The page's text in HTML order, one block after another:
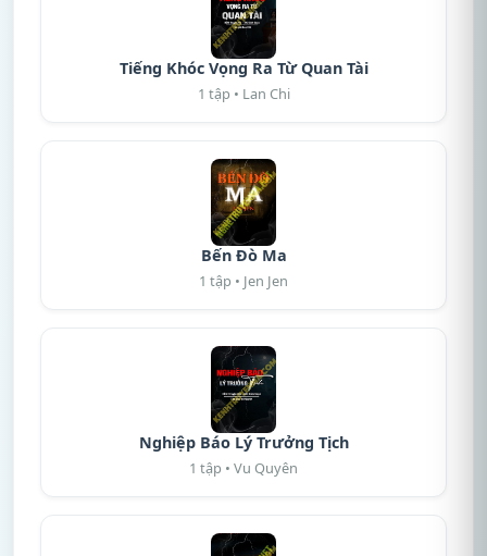
Tiếng Khóc Vọng Ra Từ Quan Tài
1 tập • Lan Chi
Bến Đò Ma
1 tập • Jen Jen
Nghiệp Báo Lý Trưởng Tịch
1 tập • Vu Quyên